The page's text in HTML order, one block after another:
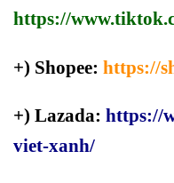
https://
+) Shopee: https://
+) Lazada: https://
viet-xanh/